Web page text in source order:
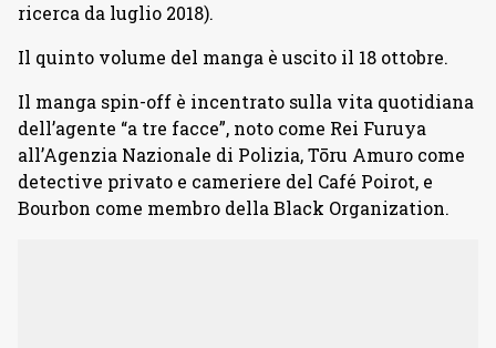
ricerca da luglio 2018).
Il quinto volume del manga è uscito il 18 ottobre.
Il manga spin-off è incentrato sulla vita quotidiana
dell’agente “a tre facce”, noto come Rei Furuya
all’Agenzia Nazionale di Polizia, Tōru Amuro come
detective privato e cameriere del Café Poirot, e
Bourbon come membro della Black Organization.